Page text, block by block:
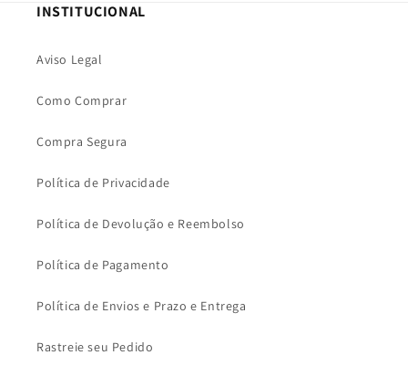
INSTITUCIONAL
Aviso Legal
Como Comprar
Compra Segura
Política de Privacidade
Política de Devolução e Reembolso
Política de Pagamento
Política de Envios e Prazo e Entrega
Rastreie seu Pedido